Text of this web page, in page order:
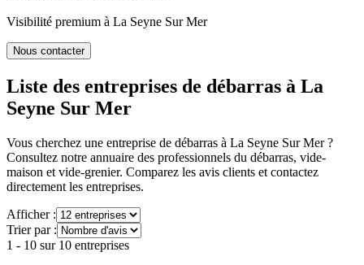
Visibilité premium à La Seyne Sur Mer
Nous contacter
Liste des entreprises de débarras à La
Seyne Sur Mer
Vous cherchez une entreprise de débarras à La Seyne Sur Mer?
Consultez notre annuaire des professionnels du débarras, vide-
maison et vide-grenier. Comparez les avis clients et contactez
directement les entreprises.
Afficher :
Trier par :
1 - 10 sur 10 entreprises